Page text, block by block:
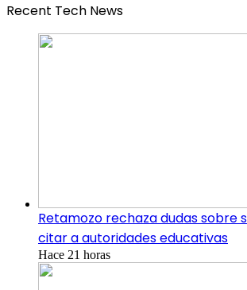
Recent Tech News
Retamozo rechaza dudas sobre
citar a autoridades educativas
Hace 21 horas